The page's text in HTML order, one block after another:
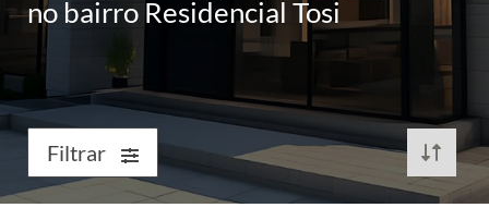
no bairro Residencial Tosi
Filtrar